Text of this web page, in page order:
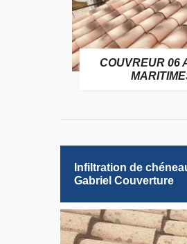
COUVREUR 06
Infiltration de
Gabriel Couverture